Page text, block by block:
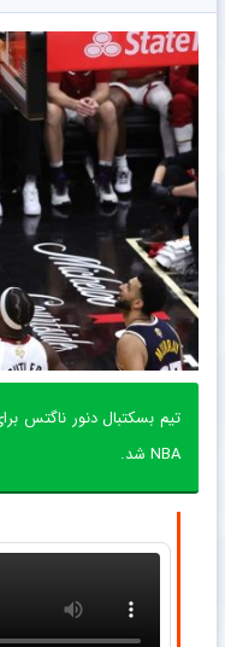
تیم بسکتبال دنور ناگتس
NBA شد.